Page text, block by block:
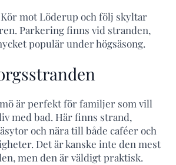
Kör mot Löderup och följ skyltar
Parkering finns vid stranden,
populär under högsäsong.
är perfekt för familjer som vill
med bad. Här finns strand,
och nära till både caféer och
Det är kanske inte den mest
men den är väldigt praktisk.